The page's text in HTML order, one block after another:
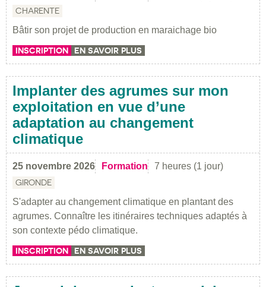
CHARENTE
Bâtir son projet de production en maraichage bio
INSCRIPTION EN SAVOIR PLUS
Implanter des agrumes sur mon
exploitation en vue d’une
adaptation au changement
climatique
25 novembre 2026 Formation 7 heures (1 jour)
GIRONDE
S'adapter au changement climatique en plantant des
agrumes. Connaître les itinéraires techniques adaptés à
son contexte pédo climatique.
INSCRIPTION EN SAVOIR PLUS